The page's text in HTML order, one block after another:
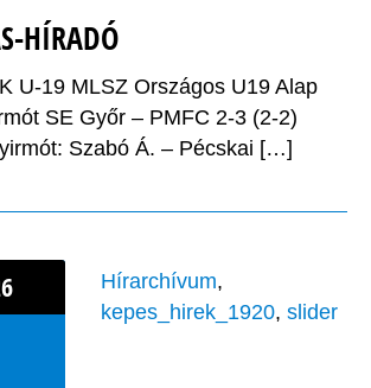
HÍRADÓ
U-19 MLSZ Országos U19 Alap
SE Győr – PMFC 2-3 (2-2)
Szabó Á. – Pécskai […]
Hírarchívum,
kepes_hirek_1920, slider